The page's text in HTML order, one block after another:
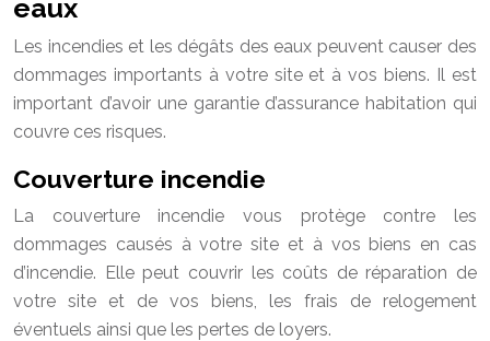
eaux
Les incendies et les dégâts des eaux peuvent causer des
dommages importants à votre site et à vos biens. Il est
important d’avoir une garantie d’assurance habitation qui
couvre ces risques.
Couverture incendie
La couverture incendie vous protège contre les
dommages causés à votre site et à vos biens en cas
d’incendie. Elle peut couvrir les coûts de réparation de
votre site et de vos biens, les frais de relogement
éventuels ainsi que les pertes de loyers.